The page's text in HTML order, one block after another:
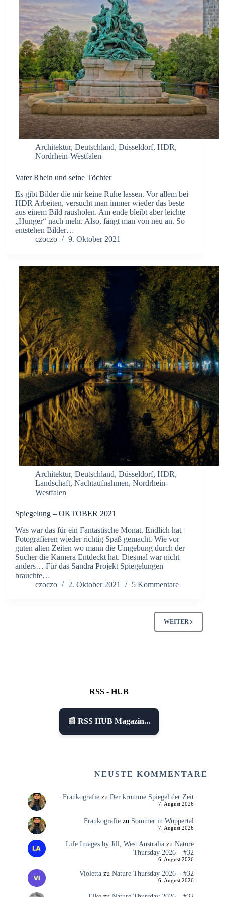
Architektur, Deutschland, Düsseldorf, HDR,
Nordrhein-Westfalen
Vater Rhein und seine Töchter
Es gibt Bilder die mir keine Ruhe lassen. Vor allem bei
HDR Arbeiten, versucht man immer wieder das beste
aus einem Bild rausholen. Am ende bleibt aber leichte
„Hunger“ nach mehr. Also, fängt man von neu an. So
entstehen Bilder…
czoczo
9. Oktober 2021
Architektur, Deutschland, Düsseldorf, HDR,
Landschaft, Nachtaufnahmen, Nordrhein-
Westfalen
Spiegelung – OKTOBER 2021
Was war das für ein Fantastische Monat. Endlich hat
Fotografieren wieder richtig Spaß gemacht. Wie vor
guten alten Zeiten wo mann die Umgebung durch der
Sucher die Kamera Entdeckt hat. Diesmal war nicht
anders… Für das Sandra Projekt Spiegelungen
brauchte…
czoczo
2. Oktober 2021 5 Kommentare
WEITER
RSS - HUB
📰 RSS HUB Magazin...
NEUSTE KOMMENTARE
Fraukografiezu Der krumme Spiegel der Zeit
7. August 2026
Fraukografiezu Sommer in Wuppertal
7. August 2026
Life Images by Jill, West Australiazu Nature
Thursday 2026 – #32
6. August 2026
Violettazu Nature Thursday 2026 – #32
6. August 2026